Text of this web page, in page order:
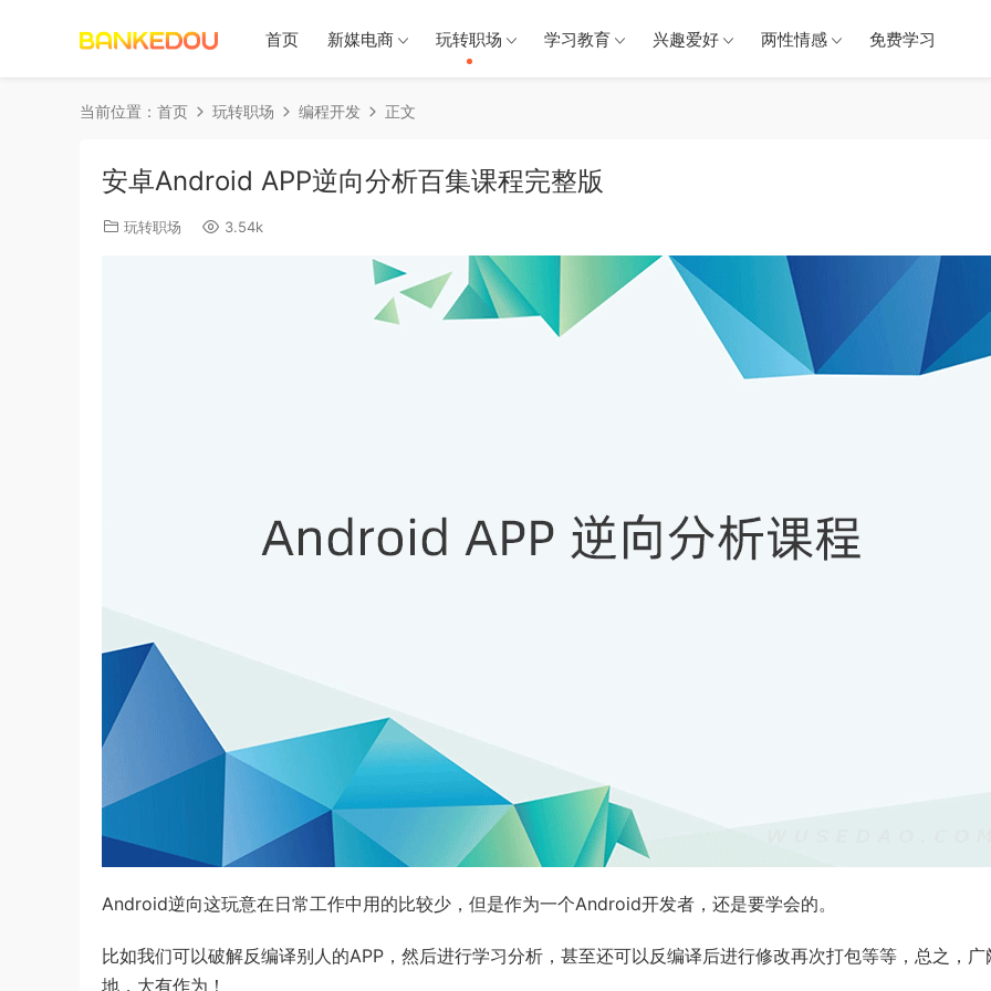
首页 新媒电商 玩转职场 学习教育 兴趣爱好 两性情感 免费学习
当前位置： 首页 玩转职场 编程开发 正文
安卓Android APP逆向分析百集课程完整版
玩转职场 3.54k
Android逆向这玩意在日常工作中用的比较少，但是作为一个Android开发者，还是要学会的。
比如我们可以破解反编译别人的APP，然后进行学习分析，甚至还可以反编译后进行修改再次打包等等，总之，广
地，大有作为！